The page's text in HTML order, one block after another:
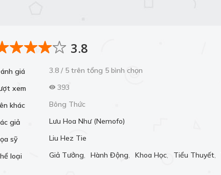
3.8
giá
3.8 / 5 trên tổng 5 bình chọn
xem
393
khác
Bông Thức
giả
Lưu Hoa Như (Nemofo)
sỹ
Liu Hez Tie
loại
Giả Tưởng, Hành Động, Khoa Học, Tiểu Thuyết,